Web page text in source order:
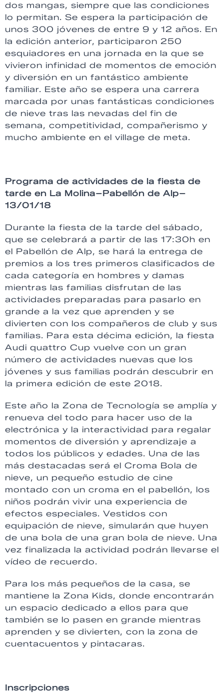
dos mangas, siempre que las condiciones
lo permitan. Se espera la participación de
unos 300 jóvenes de entre 9 y 12 años. En
la edición anterior, participaron 250
esquiadores en una jornada en la que se
vivieron infinidad de momentos de emoción
y diversión en un fantástico ambiente
familiar. Este año se espera una carrera
marcada por unas fantásticas condiciones
de nieve tras las nevadas del fin de
semana, competitividad, compañerismo y
mucho ambiente en el village de meta.
Programa de actividades de la fiesta de
tarde en La Molina–Pabellón de Alp–
13/01/18
Durante la fiesta de la tarde del sábado,
que se celebrará a partir de las 17:30h en
el Pabellón de Alp, se hará la entrega de
premios a los tres primeros clasificados de
cada categoría en hombres y damas
mientras las familias disfrutan de las
actividades preparadas para pasarlo en
grande a la vez que aprenden y se
divierten con los compañeros de club y sus
familias. Para esta décima edición, la fiesta
Audi quattro Cup vuelve con un gran
número de actividades nuevas que los
jóvenes y sus familias podrán descubrir en
la primera edición de este 2018.
Este año la Zona de Tecnología se amplía y
renueva del todo para hacer uso de la
electrónica y la interactividad para regalar
momentos de diversión y aprendizaje a
todos los públicos y edades. Una de las
más destacadas será el Croma Bola de
nieve, un pequeño estudio de cine
montado con un croma en el pabellón, los
niños podrán vivir una experiencia de
efectos especiales. Vestidos con
equipación de nieve, simularán que huyen
de una bola de una gran bola de nieve. Una
vez finalizada la actividad podrán llevarse el
vídeo de recuerdo.
Para los más pequeños de la casa, se
mantiene la Zona Kids, donde encontrarán
un espacio dedicado a ellos para que
también se lo pasen en grande mientras
aprenden y se divierten, con la zona de
cuentacuentos y pintacaras.
Inscripciones